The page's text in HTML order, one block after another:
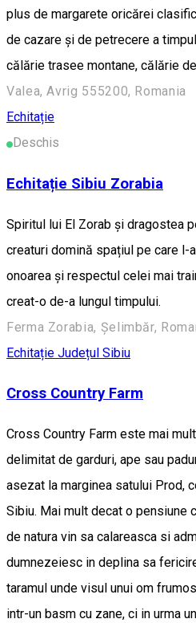
plus de margarete oricărei
de cazare și de petrecere a
călărie trasee montane, călărie
Valea, Avrig 555200, Romania
Echitație
Deschis
Echitație Sibiu Zorabia
Spiritul lui El Zorab și dragostea
creaturi domină spațiul pe care l-
onoarea și respectul celei mai
creat-o de-a lungul timpului.
Ferma Zorabia, Șelimbăr,
Echitație Județul Sibiu
Cross Country Farm
Cross Country Farm este mai
delimitat de garduri, ape sau
asezat la marginea satului Prod,
Sibiu. Mai mult decat o pensiune
de natura vin sa calareasca si
dumnezeiesc in deplina sa
taramul unde visul unui om
intr-un basm cu zane, ci in urma